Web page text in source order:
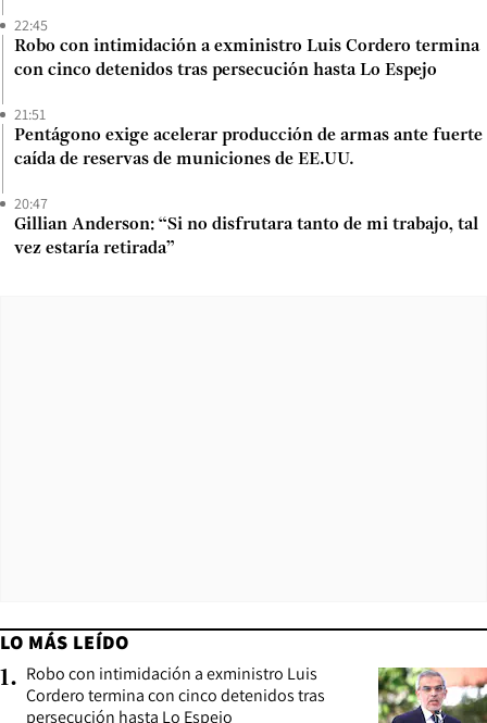
22:45
Robo con intimidación a exministro Luis Cordero termina
con cinco detenidos tras persecución hasta Lo Espejo
21:51
Pentágono exige acelerar producción de armas ante fuerte
caída de reservas de municiones de EE.UU.
20:47
Gillian Anderson: “Si no disfrutara tanto de mi trabajo, tal
vez estaría retirada”
LO MÁS LEÍDO
1. Robo con intimidación a exministro Luis
Cordero termina con cinco detenidos tras
persecución hasta Lo Espejo